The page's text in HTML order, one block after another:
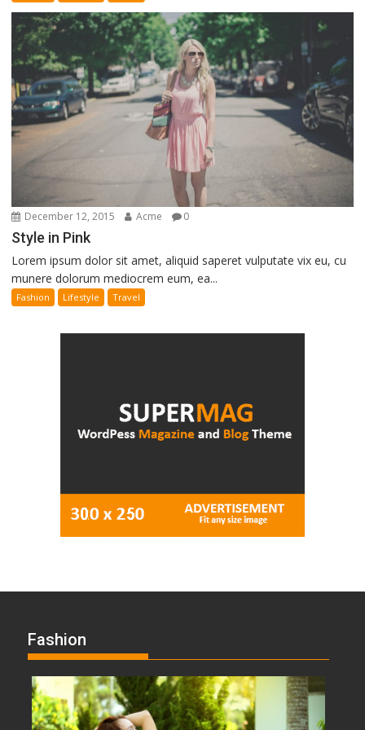
December 12, 2015 Acme 0
Style in Pink
Lorem ipsum dolor sit amet, aliquid saperet vulputate vix eu, cu
munere dolorum mediocrem eum, ea...
Fashion Lifestyle Travel
Fashion